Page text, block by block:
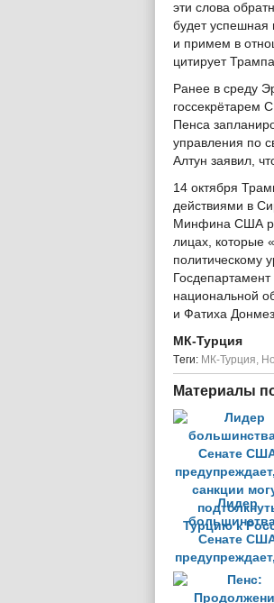
эти слова
будет успешная
и примем в
цитирует
Ранее в среду
госсекрётарем
Пенса
управления по
Алтун заявил,
14 октября
действиями в
Минфина США
лицах, которые
политическому
национальной
и Фатиха
МК-Турция
Tеги: МК-Турция,
Материалы
Лидер
Сенате
санкции